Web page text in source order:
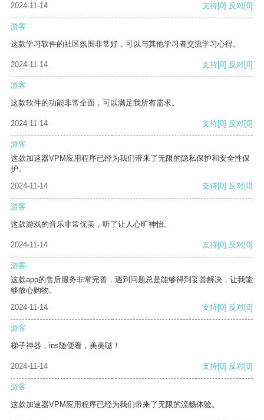
2024-11-14 支持[0] 反对[0]
游客
这款学习软件的社区氛围非常好，可以与其他学习者交流学习心得。
2024-11-14 支持[0] 反对[0]
游客
这款软件的功能非常全面，可以满足我所有需求。
2024-11-14 支持[0] 反对[0]
游客
这款加速器VPM应用程序已经为我们带来了无限的隐私保护和安全性保
护。
2024-11-14
支持[0] 反对[0]
游客
这款游戏的音乐非常优美，听了让人心旷神怡。
2024-11-14 支持[0] 反对[0]
游客
这款app的售后服务非常完善，遇到问题总是能够得到妥善解决，让我能
够放心购物。
2024-11-14
支持[0] 反对[0]
游客
梯子神器，ins随便看，美美哒！
2024-11-14 支持[0] 反对[0]
游客
这款加速器VPM应用程序已经为我们带来了无限的流畅体验。